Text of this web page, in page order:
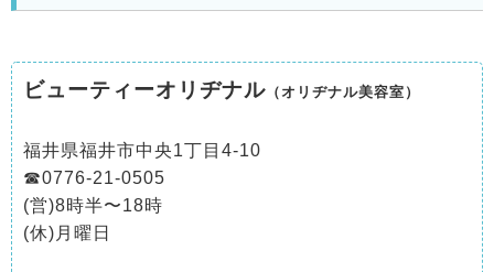
ビューティーオリヂナル （オリヂナル美容室）
福井県福井市中央1丁目4-10
☎︎0776-21-0505
(営)8時半〜18時
(休)月曜日